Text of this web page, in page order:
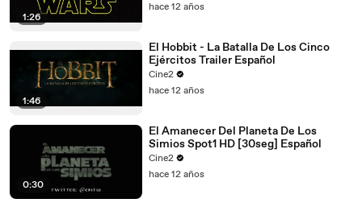
1:26
hace 12 años
1:46
El Hobbit - La Batalla De Los Cinco
Ejércitos Trailer Español
Cine2
hace 12 años
0:30
El Amanecer Del Planeta De Los
Simios Spot1 HD [30seg] Español
Cine2
hace 12 años